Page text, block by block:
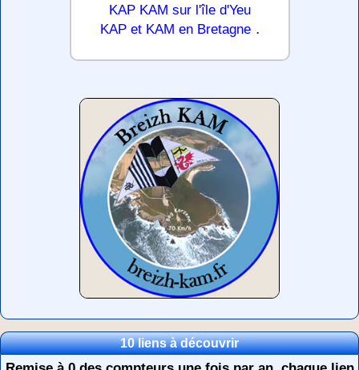
KAP KAM sur l'île d'Yeu
KAP et KAM en Bretagne .
10 liens à découvrir